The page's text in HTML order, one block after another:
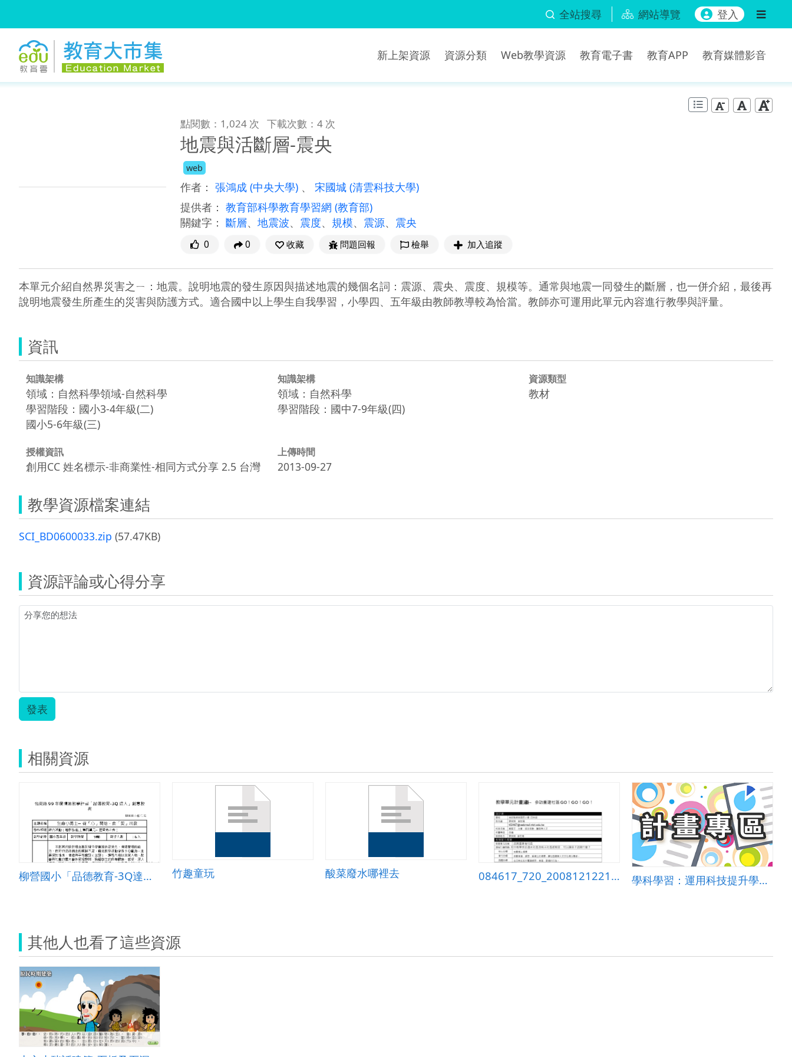
全站搜尋 網站導覽 登入
新上架資源 資源分類 Web教學資源 教育電子書 教育APP 教育媒體影音
點閱數：1,024 次 下載次數：4 次
地震與活斷層-震央
web
作者： 張鴻成 (中央大學) 、 宋國城 (清雲科技大學)
提供者： 教育部科學教育學習網 (教育部)
關鍵字： 斷層、 地震波、 震度、 規模、 震源、 震央
0 0 收藏 問題回報 檢舉 加入追蹤
本單元介紹自然界災害之ㄧ：地震。說明地震的發生原因與描述地震的幾個名詞：震源、震央、震度、規模等。通常與地震一同發生的斷層，也一併介紹，最後再
說明地震發生所產生的災害與防護方式。適合國中以上學生自我學習，小學四、五年級由教師教導較為恰當。教師亦可運用此單元內容進行教學與評量。
資訊
知識架構
領域：自然科學領域-自然科學
學習階段：國小3-4年級(二)
國小5-6年級(三)
知識架構
領域：自然科學
學習階段：國中7-9年級(四)
資源類型
教材
授權資訊
創用CC 姓名標示-非商業性-相同方式分享 2.5 台灣
上傳時間
2013-09-27
教學資源檔案連結
SCI_BD0600033.zip (57.47KB)
資源評論或心得分享
發表
相關資源
柳營國小「品德教育-3Q達人」創意教案 竹趣童玩 酸菜廢水哪裡去 084617_720_20081212213016 學科學習：運用科技提升學生自然與生活科技素養
其他人也看了這些資源